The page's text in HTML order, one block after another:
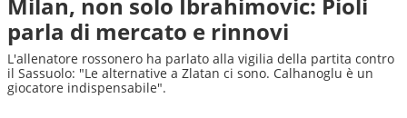
parla di mercato e rinnovi
L'allenatore rossonero ha parlato alla vigilia della partita contro
il Sassuolo: "Le alternative a Zlatan ci sono. Calhanoglu è un
giocatore indispensabile".